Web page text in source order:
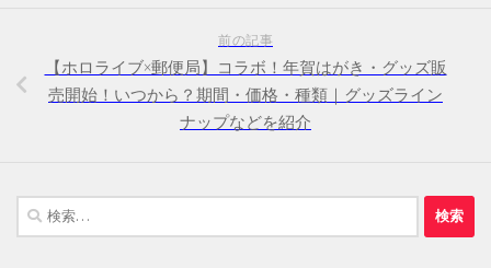
前の記事
【ホロライブ×郵便局】コラボ！年賀はがき・グッズ販
売開始！いつから？期間・価格・種類｜グッズライン
ナップなどを紹介
検
索: